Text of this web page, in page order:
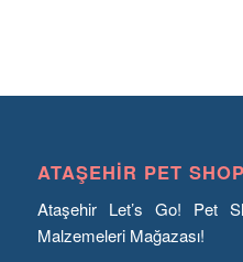
ATAŞEHIR PET SHOP
Ataşehir Let’s Go! Pet
Malzemeleri Mağazası!